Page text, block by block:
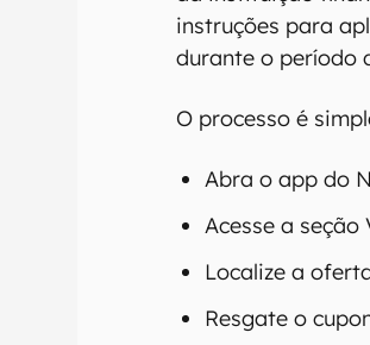
instruções para
durante o período
O processo é
Abra o app do
Acesse a seção
Localize a
Resgate o